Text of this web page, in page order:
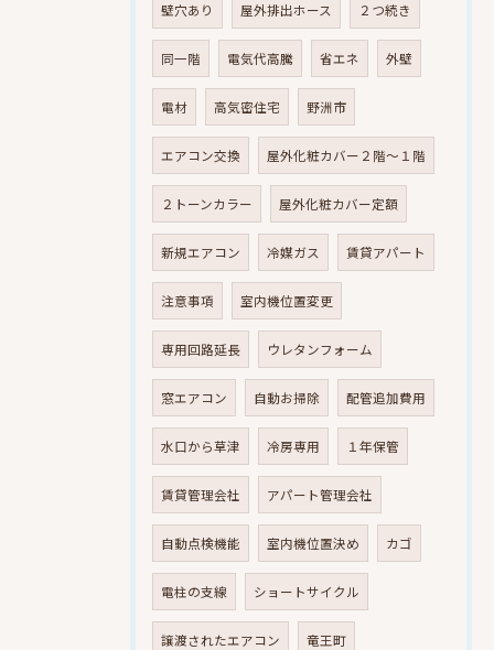
壁穴あり 屋外排出ホース ２つ続き
同一階 電気代高騰 省エネ 外壁
電材 高気密住宅 野洲市
エアコン交換 屋外化粧カバー２階～１階
２トーンカラー 屋外化粧カバー定額
新規エアコン 冷媒ガス 賃貸アパート
注意事項 室内機位置変更
専用回路延長 ウレタンフォーム
窓エアコン 自動お掃除 配管追加費用
水口から草津 冷房専用 １年保管
賃貸管理会社 アパート管理会社
自動点検機能 室内機位置決め カゴ
電柱の支線 ショートサイクル
譲渡されたエアコン 竜王町